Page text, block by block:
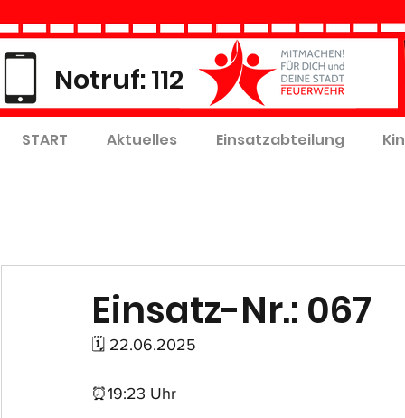
Notruf: 112
START Aktuelles Einsatzabteilung
Einsatz-Nr.: 067
🗓 22.06.2025
⏰19:23 Uhr